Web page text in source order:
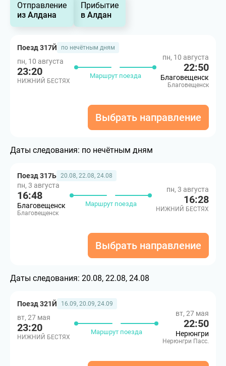
Отправление
из Алдана
Прибытие
в Алдан
Поезд 317Й по нечётным дням
пн, 10 августа
23:20
НИЖНИЙ БЕСТЯХ
Маршрут поезда
пн, 10 августа
22:50
Благовещенск
Благовещенск
Выбрать направление
Даты следования: по нечётным дням
Поезд 317Ь 20.08, 22.08, 24.08
пн, 3 августа
16:48
Благовещенск
Благовещенск
Маршрут поезда
пн, 3 августа
16:28
НИЖНИЙ БЕСТЯХ
Выбрать направление
Даты следования: 20.08, 22.08, 24.08
Поезд 321Й 16.09, 20.09, 24.09
вт, 27 мая
23:20
НИЖНИЙ БЕСТЯХ
Маршрут поезда
вт, 27 мая
22:50
Нерюнгри
Нерюнгри Пасс.